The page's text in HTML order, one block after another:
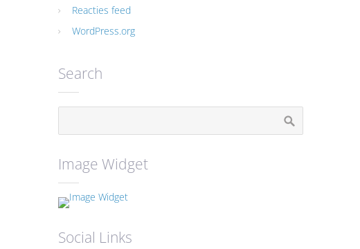
Reacties feed
WordPress.org
Search
Image Widget
Social Links